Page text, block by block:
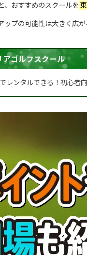
、おすすめのスクールを
ップの可能性は大きく広
ゴルフスクール
レンタルできる！初心者